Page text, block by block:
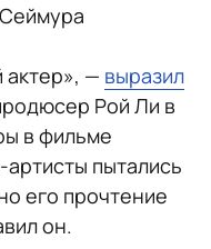
актер», — выразил
Рой Ли в
в фильме
артисты пытались
его прочтение
он.